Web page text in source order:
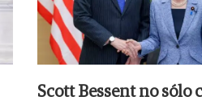
Scott Bessent no sólo